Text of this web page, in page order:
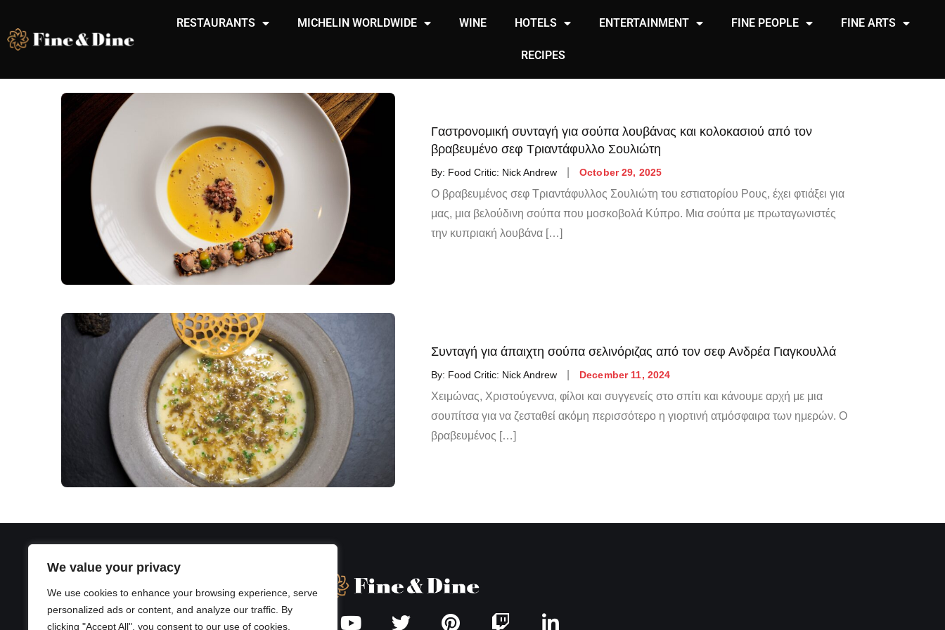
We value your privacy
We use cookies to enhance your browsing experience, serve
personalized ads or content, and analyze our traffic. By
clicking "Accept All", you consent to our use of cookies.
RESTAURANTS MICHELIN WORLDWIDE WINE HOTELS ENTERTAINMENT FINE PEOPLE FINE ARTS
RECIPES
Γαστρονομική συνταγή για σούπα λουβάνας και κολοκασιού από τον
βραβευμένο σεφ Τριαντάφυλλο Σουλιώτη
By: Food Critic: Nick Andrew October 29, 2025
Ο βραβευμένος σεφ Τριαντάφυλλος Σουλιώτη του εστιατορίου Ρους, έχει φτιάξει για
μας, μια βελούδινη σούπα που μοσκοβολά Κύπρο. Μια σούπα με πρωταγωνιστές
την κυπριακή λουβάνα […]
Συνταγή για άπαιχτη σούπα σελινόριζας από τον σεφ Ανδρέα Γιαγκουλλά
By: Food Critic: Nick Andrew December 11, 2024
Χειμώνας, Χριστούγεννα, φίλοι και συγγενείς στο σπίτι και κάνουμε αρχή με μια
σουπίτσα για να ζεσταθεί ακόμη περισσότερο η γιορτινή ατμόσφαιρα των ημερών. Ο
βραβευμένος […]